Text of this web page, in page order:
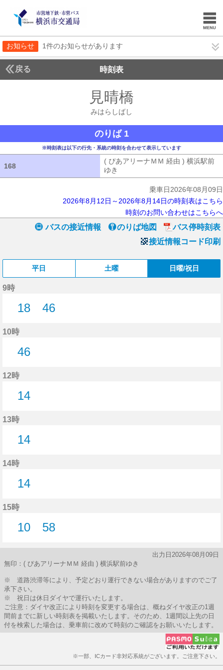
お知らせ 1件のお知らせがあります
戻る 時刻表
見晴橋
みはらしばし
のりば 1
※時刻表は以下の行先・系統の時刻を合わせて表示しています
168
( ぴあアリーナＭＭ 経由 ) 横浜駅前
ゆき
乗車日2026年08月09日
2026年8月12日～2026年8月14日の時刻表はこちら
時刻のお問い合わせはこちらへ
バスの接近情報 のりば地図
バス停時刻表
接近情報コード印刷
平日 土曜 日曜/祝日
9時
18
46
10時
46
12時
14
13時
14
14時
14
15時
10
58
出力日2026年08月09日
無印：( ぴあアリーナＭＭ 経由 ) 横浜駅前ゆき
※ 道路渋滞等により、予定どおり運行できない場合がありますのでご了
承下さい。
※ 祝日は休日ダイヤで運行いたします。
ご注意：ダイヤ改正により時刻を変更する場合は、概ねダイヤ改正の1週
間前までに新しい時刻表を掲載いたします。そのため、1週間以上先の日
付を検索した場合は、乗車前に改めて時刻のご確認をお願いいたします。
※一部、ICカード非対応系統がございます。ご注意下さい。